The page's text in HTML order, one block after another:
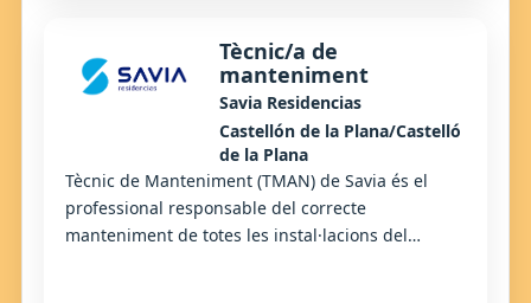
Tècnic/a de
manteniment
Savia Residencias
Castellón de la Plana/Castelló
de la Plana
Tècnic de Manteniment (TMAN) de Savia és el
professional responsable del correcte
manteniment de totes les instal·lacions del